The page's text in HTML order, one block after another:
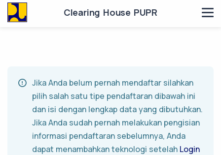
Clearing House PUPR
Jika Anda belum pernah mendaftar silahkan
pilih salah satu tipe pendaftaran dibawah ini
dan isi dengan lengkap data yang dibutuhkan.
Jika Anda sudah pernah melakukan pengisian
informasi pendaftaran sebelumnya, Anda
dapat menambahkan teknologi setelah Login